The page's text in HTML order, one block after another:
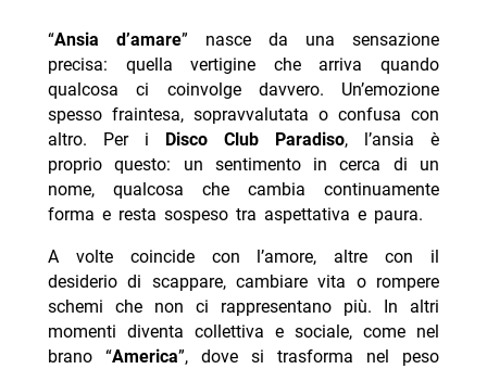
“Ansia d’amare” nasce da una sensazione
precisa: quella vertigine che arriva quando
qualcosa ci coinvolge davvero. Un’emozione
spesso fraintesa, sopravvalutata o confusa con
altro. Per i
Disco Club Paradiso, l’ansia è
proprio questo: un sentimento in cerca di un
nome, qualcosa che cambia continuamente
forma e resta sospeso tra aspettativa e paura.
A volte coincide con l’amore, altre con il
desiderio di scappare, cambiare vita o rompere
schemi che non ci rappresentano più. In altri
momenti diventa collettiva e sociale, come nel
brano “America”, dove si trasforma nel peso